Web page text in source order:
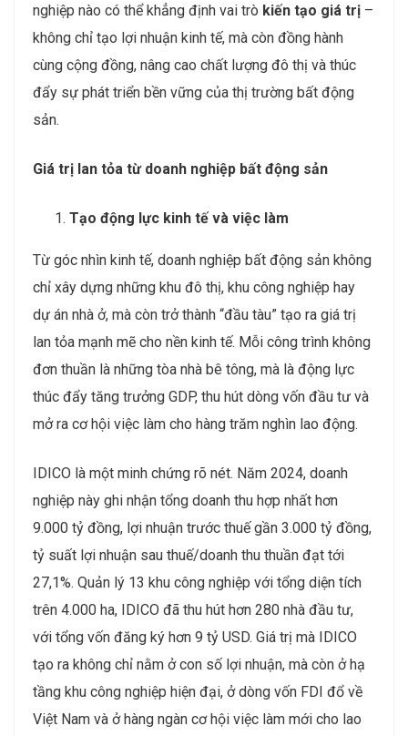
nghiệp nào có thể khẳng định vai trò kiến tạo giá trị –
không chỉ tạo lợi nhuận kinh tế, mà còn đồng hành
cùng cộng đồng, nâng cao chất lượng đô thị và thúc
đẩy sự phát triển bền vững của thị trường bất động
sản.
Giá trị lan tỏa từ doanh nghiệp bất động sản
Tạo động lực kinh tế và việc làm
Từ góc nhìn kinh tế, doanh nghiệp bất động sản không
chỉ xây dựng những khu đô thị, khu công nghiệp hay
dự án nhà ở, mà còn trở thành “đầu tàu” tạo ra giá trị
lan tỏa mạnh mẽ cho nền kinh tế. Mỗi công trình không
đơn thuần là những tòa nhà bê tông, mà là động lực
thúc đẩy tăng trưởng GDP, thu hút dòng vốn đầu tư và
mở ra cơ hội việc làm cho hàng trăm nghìn lao động.
IDICO là một minh chứng rõ nét. Năm 2024, doanh
nghiệp này ghi nhận tổng doanh thu hợp nhất hơn
9.000 tỷ đồng, lợi nhuận trước thuế gần 3.000 tỷ đồng,
tỷ suất lợi nhuận sau thuế/doanh thu thuần đạt tới
27,1%. Quản lý 13 khu công nghiệp với tổng diện tích
trên 4.000 ha, IDICO đã thu hút hơn 280 nhà đầu tư,
với tổng vốn đăng ký hơn 9 tỷ USD. Giá trị mà IDICO
tạo ra không chỉ nằm ở con số lợi nhuận, mà còn ở hạ
tầng khu công nghiệp hiện đại, ở dòng vốn FDI đổ về
Việt Nam và ở hàng ngàn cơ hội việc làm mới cho lao